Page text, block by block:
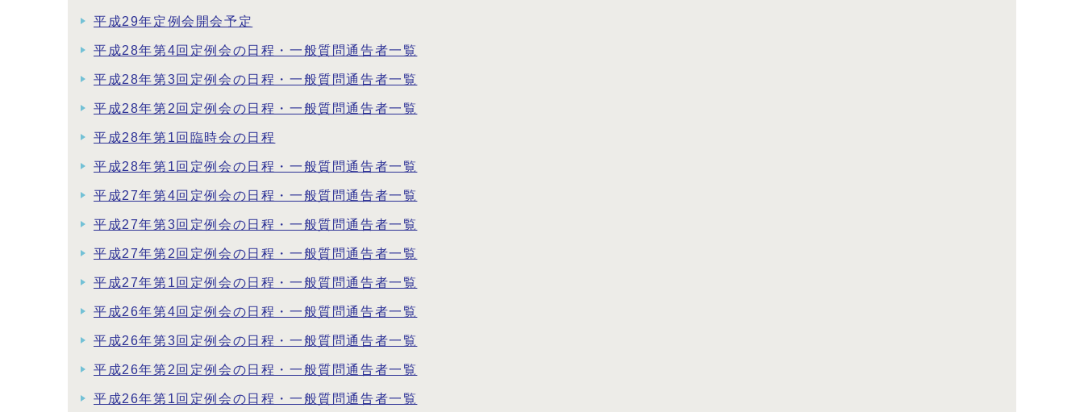
平成29年定例会開会予定
平成28年第4回定例会の日程・一般質問通告者一覧
平成28年第3回定例会の日程・一般質問通告者一覧
平成28年第2回定例会の日程・一般質問通告者一覧
平成28年第1回臨時会の日程
平成28年第1回定例会の日程・一般質問通告者一覧
平成27年第4回定例会の日程・一般質問通告者一覧
平成27年第3回定例会の日程・一般質問通告者一覧
平成27年第2回定例会の日程・一般質問通告者一覧
平成27年第1回定例会の日程・一般質問通告者一覧
平成26年第4回定例会の日程・一般質問通告者一覧
平成26年第3回定例会の日程・一般質問通告者一覧
平成26年第2回定例会の日程・一般質問通告者一覧
平成26年第1回定例会の日程・一般質問通告者一覧